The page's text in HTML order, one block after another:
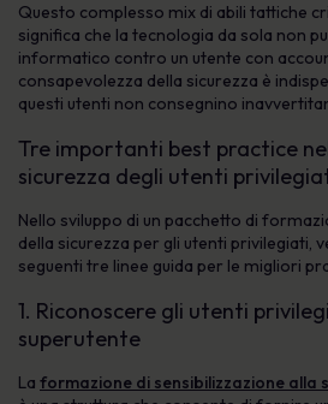
Questo complesso mix di abili tattiche
significa che la tecnologia da sola non
informatico contro un utente con
consapevolezza della sicurezza è
questi utenti non consegnino
Tre importanti best practice
sicurezza degli utenti
Nello sviluppo di un pacchetto di
della sicurezza per gli utenti privilegiati,
seguenti tre linee guida per le migliori
1. Riconoscere gli utenti
superutente
La formazione di sensibilizzazione alla